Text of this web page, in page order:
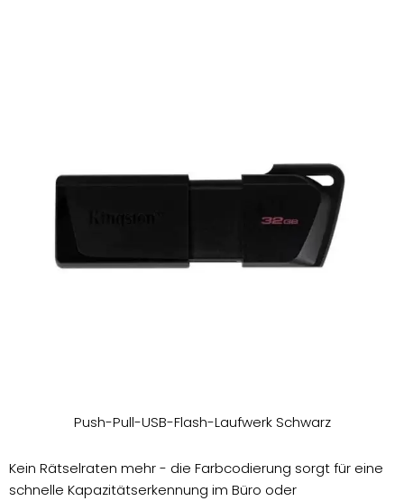
Push-Pull-USB-Flash-Laufwerk Schwarz
Kein Rätselraten mehr - die Farbcodierung sorgt für eine
schnelle Kapazitätserkennung im Büro oder